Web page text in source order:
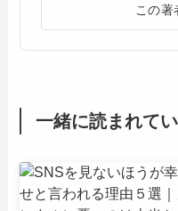
この著
一緒に読まれて